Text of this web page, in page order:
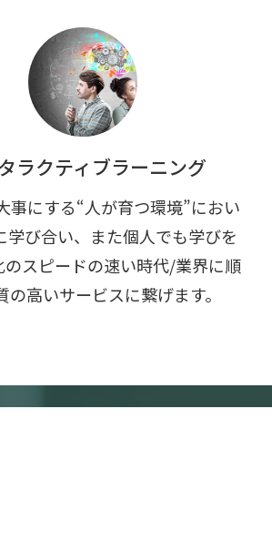
ラクティブラーニング
事にする“人が育つ環境”におい
学び合い、また個人でも学びを
のスピードの速い時代/業界に順
の高いサービスに繋げます。